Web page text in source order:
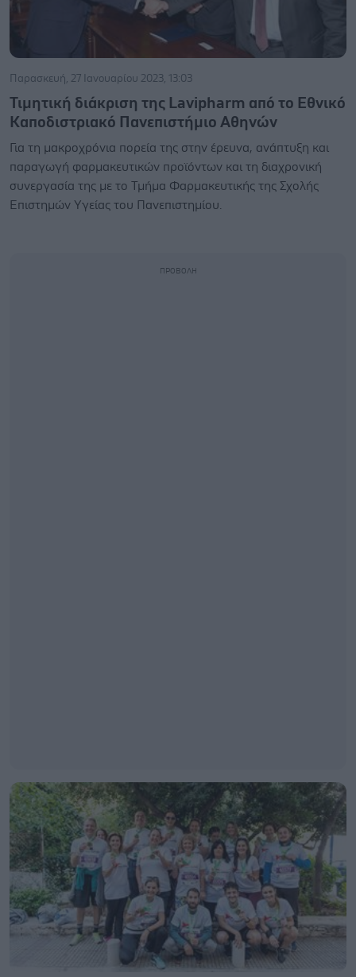
Παρασκευή, 27 Ιανουαρίου 2023, 13:03
Τιμητική διάκριση της Lavipharm από το Εθνικό
Καποδιστριακό Πανεπιστήμιο Αθηνών
Για τη μακροχρόνια πορεία της στην έρευνα, ανάπτυξη και
παραγωγή φαρμακευτικών προϊόντων και τη διαχρονική
συνεργασία της με το Τμήμα Φαρμακευτικής της Σχολής
Επιστημών Υγείας του Πανεπιστημίου.